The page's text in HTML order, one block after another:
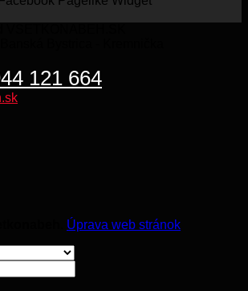
121 664
Úprava web stránok